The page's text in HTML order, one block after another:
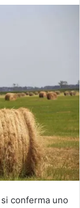
conferma uno